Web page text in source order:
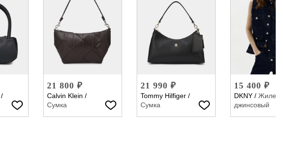
/
21 800 ₽
Calvin Klein /
Сумка
21 990 ₽
Tommy Hilfiger /
Сумка
15 400 ₽
DKNY / Жилет
джинсовый